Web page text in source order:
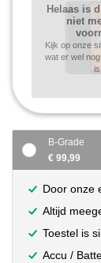
Helaas is
niet
Kijk op onze
wat er wel
is
B-Grade
€ 99,99
Door onze
Altijd
Toestel is
Accu /